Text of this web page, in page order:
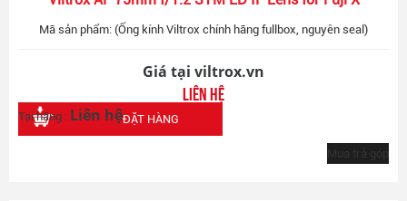
Mã sản phẩm: (Ống kính Viltrox chính hãng fullbox, nguyên seal)
Giá tại viltrox.vn
Liên hệ
Tại hãng : Liên hệĐẶT HÀNG